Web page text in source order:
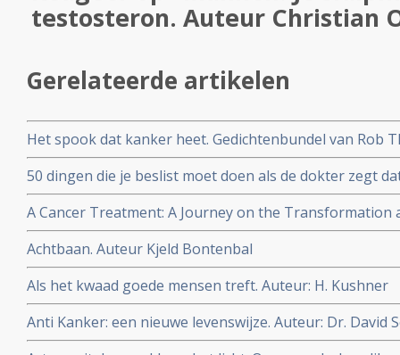
testosteron. Auteur Christian
Gerelateerde artikelen
Het spook dat kanker heet. Gedichtenbundel van Rob
troost, geschreven door een ervaringsdeskundige.
50 dingen die je beslist moet doen als de dokter zegt
Anderson.
A Cancer Treatment: A Journey on the Transformation
Fictionalized Autobiographical Tale. Author: John L.
Achtbaan. Auteur Kjeld Bontenbal
Als het kwaad goede mensen treft. Auteur: H. Kushner
Anti Kanker: een nieuwe levenswijze. Auteur: Dr. David